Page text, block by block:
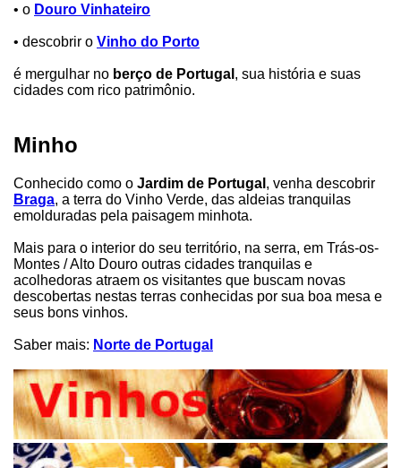
• o Douro Vinhateiro
• descobrir o Vinho do Porto
é mergulhar no berço de Portugal , sua história e suas
cidades com rico patrimônio.
Minho
Conhecido como o Jardim de Portugal , venha descobrir
Braga, a terra do Vinho Verde, das aldeias tranquilas
emolduradas pela paisagem minhota.
Mais para o interior do seu território, na serra, em Trás-os-
Montes / Alto Douro outras cidades tranquilas e
acolhedoras atraem os visitantes que buscam novas
descobertas nestas terras conhecidas por sua boa mesa e
seus bons vinhos.
Saber mais: Norte de Portugal